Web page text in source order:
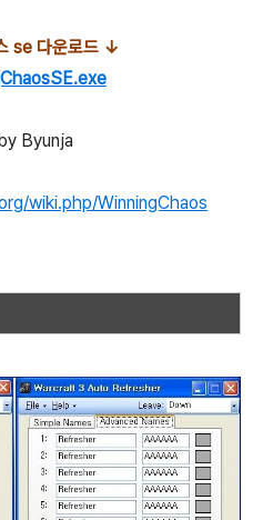
se 다운로드 ↓
Byunja
wiki.php/WinningChaos